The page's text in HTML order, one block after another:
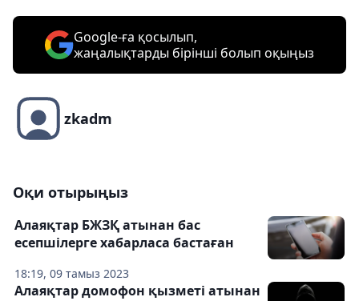
Google-ға қосылып,
жаңалықтарды бірінші болып оқыңыз
zkadm
Оқи отырыңыз
18:19, 09 тамыз 2023
Алаяқтар БЖЗҚ атынан бас
есепшілерге хабарласа бастаған
Алаяқтар домофон қызметі атынан